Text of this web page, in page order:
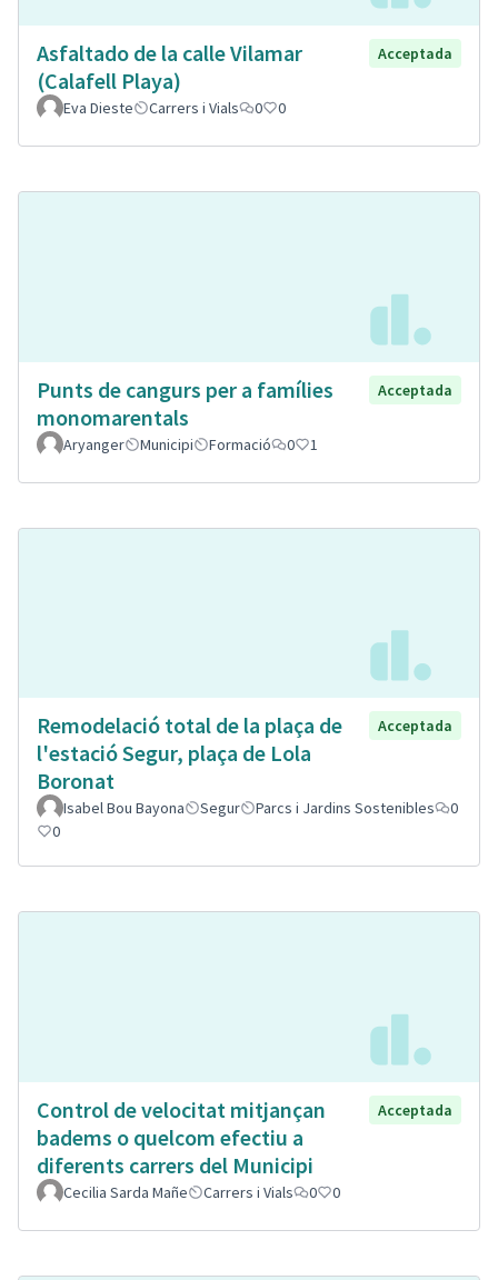
Asfaltado de la calle Vilamar
(Calafell Playa)
Acceptada
Eva Dieste Carrers i Vials 0 0
Punts de cangurs per a famílies
monomarentals
Acceptada
Aryanger Municipi Formació 0 1
Remodelació total de la plaça de
l'estació Segur, plaça de Lola
Boronat
Acceptada
Isabel Bou Bayona Segur Parcs i Jardins Sostenibles
0
0
Control de velocitat mitjançan
badems o quelcom efectiu a
diferents carrers del Municipi
Acceptada
Cecilia Sarda Mañe Carrers i Vials 0 0